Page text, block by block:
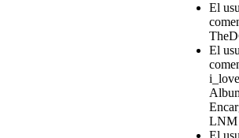
El
El
LNM